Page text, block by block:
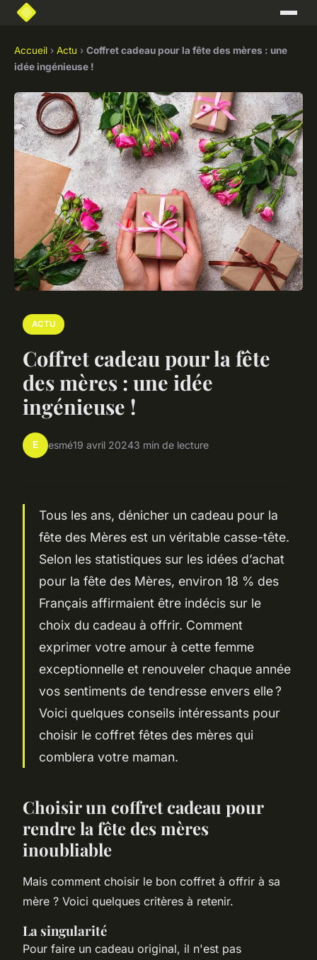
Accueil › Actu › Coffret cadeau pour la fête des mères : une
idée ingénieuse !
ACTU
Coffret cadeau pour la fête
des mères : une idée
ingénieuse !
E esmé19 avril 20243 min de lecture
Tous les ans, dénicher un cadeau pour la
fête des Mères est un véritable casse-tête.
Selon les statistiques sur les idées d’achat
pour la fête des Mères, environ 18 % des
Français affirmaient être indécis sur le
choix du cadeau à offrir. Comment
exprimer votre amour à cette femme
exceptionnelle et renouveler chaque année
vos sentiments de tendresse envers elle ?
Voici quelques conseils intéressants pour
choisir le coffret fêtes des mères qui
comblera votre maman.
Choisir un coffret cadeau pour
rendre la fête des mères
inoubliable
Mais comment choisir le bon coffret à offrir à sa
mère ? Voici quelques critères à retenir.
La singularité
Pour faire un cadeau original, il n'est pas